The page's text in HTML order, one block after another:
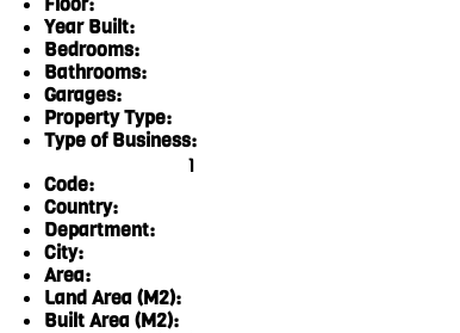
Year Built:
Bedrooms:
Bathrooms:
Garages:
Property Type:
Type of Business:
Code:
Country:
Department:
City:
Area:
Land Area (M2):
Built Area (M2):
1